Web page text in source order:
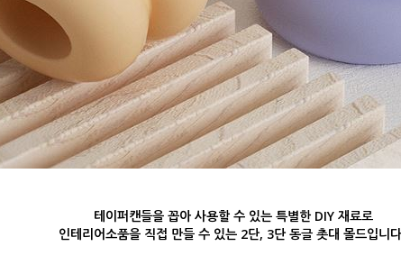
테이퍼캔들을 꼽아 사용할 수 있는 특별한 DIY 재료로
인테리어소품을 직접 만들 수 있는 2단, 3단 동글 촛대 몰드입니